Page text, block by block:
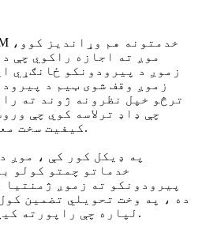
موږ ته اجازه راکوي چې
زموږ د پیرودونکو ځانګړي
زموږ وقف شوی ټیم د
ترڅو خپل نظرونه ژوند ته
چې ډاډ ترلاسه کوي چې
کیفیت سخت معیارونه پوره کوي.
په ډیکل کور کې ، موږ
خدماتو چمتو کولو
پیرودونکو ته زموږ ژمنتیا
ده ، په وخت تحویلي تضمین
لپاره چې راپورته کیږي ملاتړ چمتو کوي.